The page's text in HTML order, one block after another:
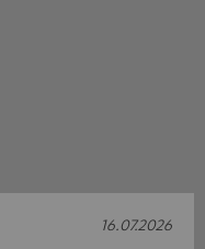
16.07.2026